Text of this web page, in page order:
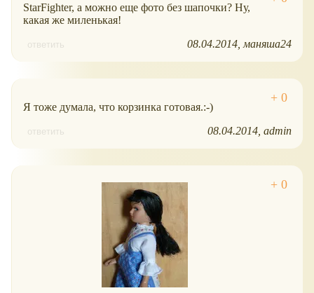
StarFighter, а можно еще фото без шапочки? Ну,
какая же миленькая!
ответить 08.04.2014 маняша24
Я тоже думала, что корзинка готовая.:-)
ответить 08.04.2014 admin